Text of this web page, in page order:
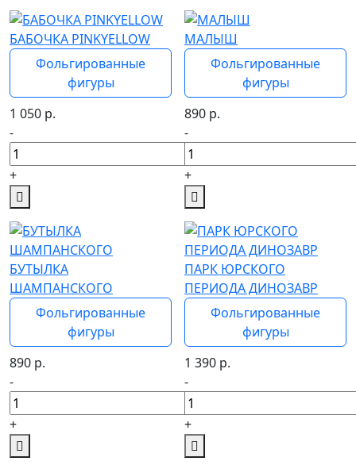
БАБОЧКА PINKYELLOW
Фольгированные
фигуры
1 050 р.
-
+
МАЛЫШ
Фольгированные
фигуры
890 р.
-
+
БУТЫЛКА
ШАМПАНСКОГО
Фольгированные
фигуры
890 р.
-
+
ПАРК ЮРСКОГО
ПЕРИОДА ДИНОЗАВР
Фольгированные
фигуры
1 390 р.
-
+